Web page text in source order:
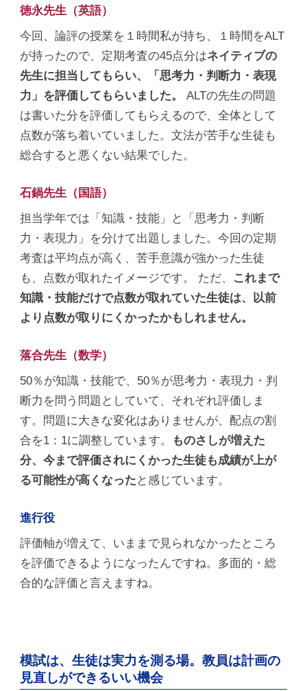
徳永先生（英語）
今回、論評の授業を１時間私が持ち、１時間をALT
が持ったので、定期考査の45点分はネイティブの
先生に担当してもらい、「思考力・判断力・表現
力」を評価してもらいました。
ALTの先生の問題
は書いた分を評価してもらえるので、全体として
点数が落ち着いていました。文法が苦手な生徒も
総合すると悪くない結果でした。
石鍋先生（国語）
担当学年では「知識・技能」と「思考力・判断
力・表現力」を分けて出題しました。今回の定期
考査は平均点が高く、苦手意識が強かった生徒
も、点数が取れたイメージです。 ただ、 これまで
知識・技能だけで点数が取れていた生徒は、以前
より点数が取りにくかったかもしれません。
落合先生（数学）
50％が知識・技能で、50％が思考力・表現力・判
断力を問う問題としていて、それぞれ評価しま
す。問題に大きな変化はありませんが、配点の割
合を1：1に調整しています。
ものさしが増えた
分、今まで評価されにくかった生徒も成績が上が
る可能性が高くなった と感じています。
進行役
評価軸が増えて、いままで見られなかったところ
を評価できるようになったんですね。多面的・総
合的な評価と言えますね。
模試は、生徒は実力を測る場。教員は計画の
見直しができるいい機会